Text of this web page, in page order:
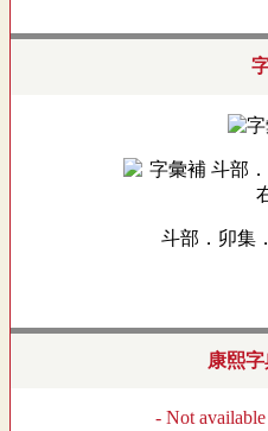
斗部．卯集
康熙
- Not